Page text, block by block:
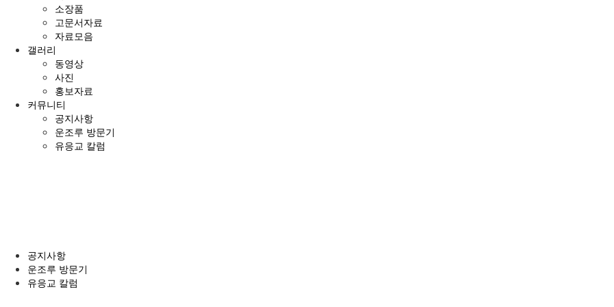
소장품
고문서자료
자료모음
갤러리
동영상
사진
홍보자료
커뮤니티
공지사항
운조루 방문기
유응교 칼럼
공지사항
운조루 방문기
유응교 칼럼